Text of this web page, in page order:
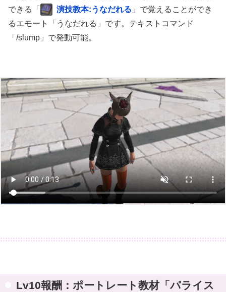
できる「
演技教本:うなだれる 」で覚えることができ
るエモート「うなだれる」です。テキストコマンド
「/slump」で発動可能。
Lv10報酬：ポートレート教材「パライス